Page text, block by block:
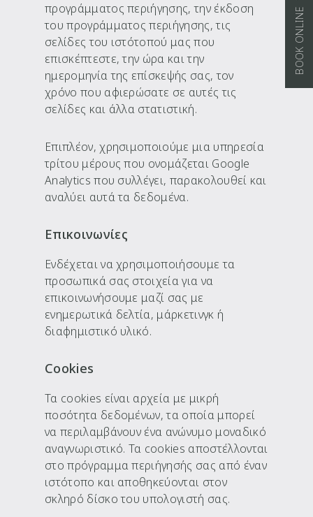
BOOK ONLINE
προγράμματος περιήγησης, την έκδοση
του προγράμματος περιήγησης, τις
σελίδες του ιστότοπού μας που
επισκέπτεστε, την ώρα και την
ημερομηνία της επίσκεψής σας, τον
χρόνο που αφιερώσατε σε αυτές τις
σελίδες και άλλα στατιστική.
Επιπλέον, χρησιμοποιούμε μια υπηρεσία
τρίτου μέρους που ονομάζεται Google
Analytics που συλλέγει, παρακολουθεί και
αναλύει αυτά τα δεδομένα.
Επικοινωνίες
Ενδέχεται να χρησιμοποιήσουμε τα
προσωπικά σας στοιχεία για να
επικοινωνήσουμε μαζί σας με
ενημερωτικά δελτία, μάρκετινγκ ή
διαφημιστικό υλικό.
Cookies
Τα cookies είναι αρχεία με μικρή
ποσότητα δεδομένων, τα οποία μπορεί
να περιλαμβάνουν ένα ανώνυμο μοναδικό
αναγνωριστικό. Τα cookies αποστέλλονται
στο πρόγραμμα περιήγησής σας από έναν
ιστότοπο και αποθηκεύονται στον
σκληρό δίσκο του υπολογιστή σας.